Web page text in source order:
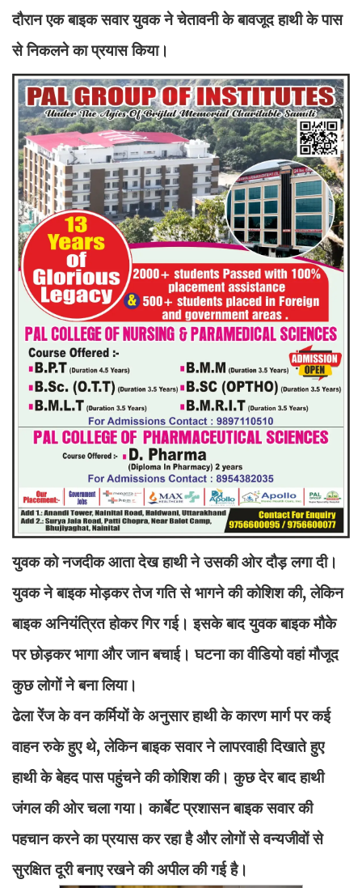
दौरान एक बाइक सवार युवक ने चेतावनी के बावजूद हाथी के पास
से निकलने का प्रयास किया।
युवक को नजदीक आता देख हाथी ने उसकी ओर दौड़ लगा दी।
युवक ने बाइक मोड़कर तेज गति से भागने की कोशिश की, लेकिन
बाइक अनियंत्रित होकर गिर गई। इसके बाद युवक बाइक मौके
पर छोड़कर भागा और जान बचाई। घटना का वीडियो वहां मौजूद
कुछ लोगों ने बना लिया।
ढेला रेंज के वन कर्मियों के अनुसार हाथी के कारण मार्ग पर कई
वाहन रुके हुए थे, लेकिन बाइक सवार ने लापरवाही दिखाते हुए
हाथी के बेहद पास पहुंचने की कोशिश की। कुछ देर बाद हाथी
जंगल की ओर चला गया। कार्बेट प्रशासन बाइक सवार की
पहचान करने का प्रयास कर रहा है और लोगों से वन्यजीवों से
सुरक्षित दूरी बनाए रखने की अपील की गई है।